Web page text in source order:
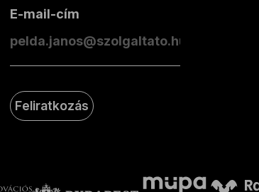
E-mail-cím
Feliratkozás